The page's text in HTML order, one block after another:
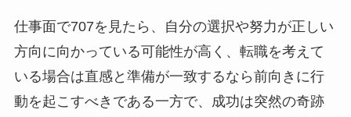
仕事面で707を見たら、自分の選択や努力が正しい
方向に向かっている可能性が高く、転職を考えて
いる場合は直感と準備が一致するなら前向きに行
動を起こすべきである一方で、成功は突然の奇跡